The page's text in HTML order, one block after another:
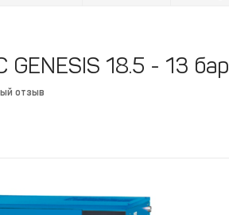
18.5 - 13 бар
отзыв